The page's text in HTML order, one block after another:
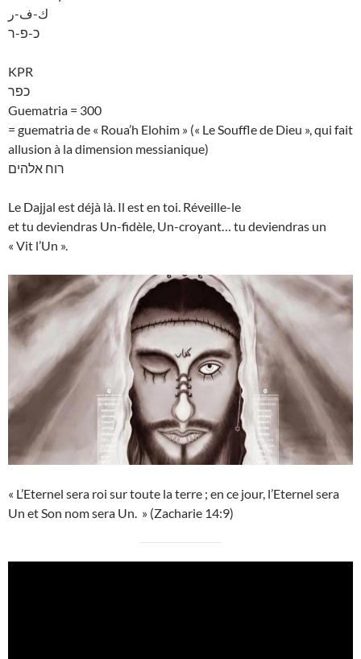
ك-ف-ر
כ-פ-ר
KPR
כפר
Guematria = 300
= guematria de « Roua’h Elohim » (« Le Souffle de Dieu », qui fait
allusion à la dimension messianique)
רוח אלהים
Le Dajjal est déjà là. Il est en toi. Réveille-le
et tu deviendras Un-fidèle, Un-croyant… tu deviendras un
« Vit l’Un ».
« L’Eternel sera roi sur toute la terre ; en ce jour, l’Eternel sera
Un et Son nom sera Un. » (Zacharie 14:9)